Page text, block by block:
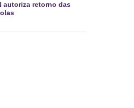
autoriza retorno das